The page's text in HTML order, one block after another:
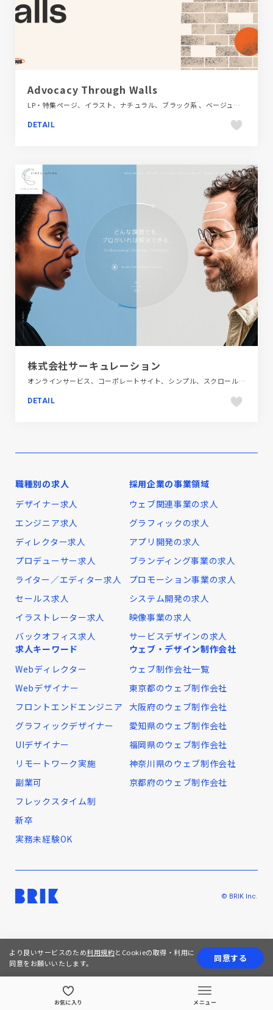
お気に入り メニュー
Advocacy Through Walls
LP・特集ページ、イラスト、ナチュラル、ブラック系 、ベージュ・ゴールド系、医療・ヘルスケア、手書き・ハンドメイド、海外サイト
DETAIL
株式会社サーキュレーション
オンラインサービス、コーポレートサイト、シンプル、スクロールエフェクト、スタイリッシュ、タイポグラフィー、テクノロジー・サイエンス、フラットデザイン、ブラック系 、ブルー系、ホワイト系、大きめ写真
DETAIL
職種別の求人
デザイナー求人
エンジニア求人
ディレクター求人
プロデューサー求人
ライター／エディター求人
セールス求人
イラストレーター求人
バックオフィス求人
採用企業の事業領域
ウェブ関連事業の求人
グラフィックの求人
アプリ開発の求人
ブランディング事業の求人
プロモーション事業の求人
システム開発の求人
映像事業の求人
サービスデザインの求人
求人キーワード
Webディレクター
Webデザイナー
フロントエンドエンジニア
グラフィックデザイナー
UIデザイナー
リモートワーク実施
副業可
フレックスタイム制
新卒
実務未経験OK
ウェブ・デザイン制作会社
ウェブ制作会社一覧
東京都のウェブ制作会社
大阪府のウェブ制作会社
愛知県のウェブ制作会社
福岡県のウェブ制作会社
神奈川県のウェブ制作会社
京都府のウェブ制作会社
© BRIK Inc.
より良いサービスのため利用規約とCookieの取得・利用に
同意をお願いいたします。
同意する